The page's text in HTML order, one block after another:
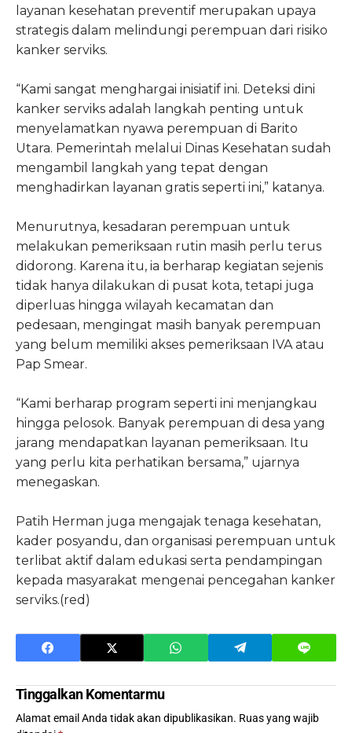
layanan kesehatan preventif merupakan upaya
strategis dalam melindungi perempuan dari risiko
kanker serviks.
“Kami sangat menghargai inisiatif ini. Deteksi dini
kanker serviks adalah langkah penting untuk
menyelamatkan nyawa perempuan di Barito
Utara. Pemerintah melalui Dinas Kesehatan sudah
mengambil langkah yang tepat dengan
menghadirkan layanan gratis seperti ini,” katanya.
Menurutnya, kesadaran perempuan untuk
melakukan pemeriksaan rutin masih perlu terus
didorong. Karena itu, ia berharap kegiatan sejenis
tidak hanya dilakukan di pusat kota, tetapi juga
diperluas hingga wilayah kecamatan dan
pedesaan, mengingat masih banyak perempuan
yang belum memiliki akses pemeriksaan IVA atau
Pap Smear.
“Kami berharap program seperti ini menjangkau
hingga pelosok. Banyak perempuan di desa yang
jarang mendapatkan layanan pemeriksaan. Itu
yang perlu kita perhatikan bersama,” ujarnya
menegaskan.
Patih Herman juga mengajak tenaga kesehatan,
kader posyandu, dan organisasi perempuan untuk
terlibat aktif dalam edukasi serta pendampingan
kepada masyarakat mengenai pencegahan kanker
serviks.(red)
Tinggalkan Komentarmu
Alamat email Anda tidak akan dipublikasikan. Ruas yang wajib